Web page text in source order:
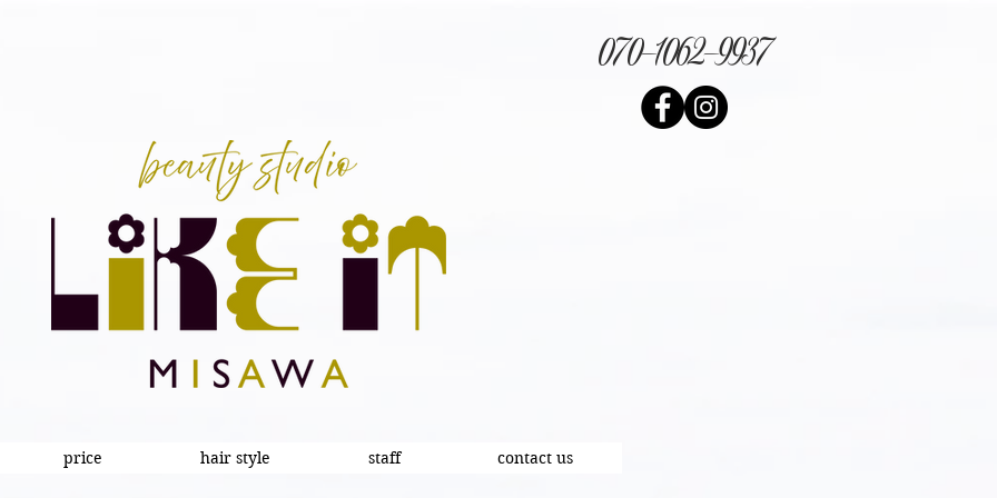
070-1062-9937
price hair style staff contact us